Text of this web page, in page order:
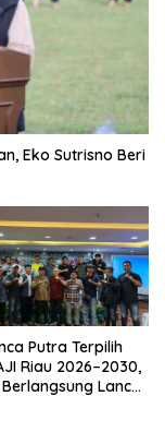
Eko Sutrisno Beri
Putra Terpilih
Riau 2026–2030,
Lancar